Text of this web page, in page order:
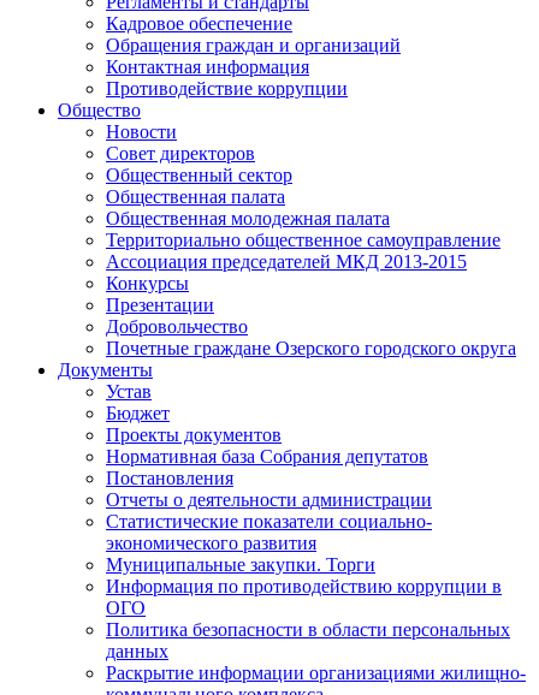
Кадровое обеспечение
Обращения граждан и организаций
Контактная информация
Противодействие коррупции
Общество
Новости
Совет директоров
Общественный сектор
Общественная палата
Общественная молодежная палата
Территориально общественное самоуправление
Ассоциация председателей МКД 2013-2015
Конкурсы
Презентации
Добровольчество
Почетные граждане Озерского городского округа
Документы
Устав
Бюджет
Проекты документов
Нормативная база Собрания депутатов
Постановления
Отчеты о деятельности администрации
Статистические показатели социально-
экономического развития
Муниципальные закупки. Торги
Информация по противодействию коррупции в
ОГО
Политика безопасности в области персональных
данных
Раскрытие информации организациями жилищно-